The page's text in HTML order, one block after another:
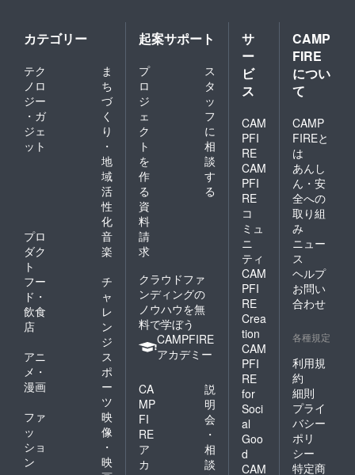
カテゴリー
テク
ノロ
ジー
・ガ
ジェ
ット
ま
ち
づ
く
り
・
地
域
活
性
化
プロ
ダク
ト
音
楽
フー
ド・
飲食
店
チ
ャ
レ
ン
ジ
アニ
メ・
漫画
ス
ポ
ー
ツ
ファ
ッ
ショ
ン
映
像
・
映
起案サポート
プ
ロ
ジ
ェ
ク
ト
を
作
る
ス
タ
ッ
フ
に
相
談
す
る
資
料
請
求
クラウドファ
ンディングの
ノウハウを無
料で学ぼう
CAMPFIRE
アカデミー
CA
MP
FI
RE
ア
カ
説
明
会
・
相
談
サ
ー
ビ
ス
CAM
PFI
RE
CAM
PFI
RE
コ
ミュ
ニ
ティ
CAM
PFI
RE
Crea
tion
CAM
PFI
RE
for
Soci
al
Goo
d
CAM
CAMP
FIRE
につい
て
CAMP
FIREと
は
あんし
ん・安
全への
取り組
み
ニュー
ス
ヘルプ
お問い
合わせ
各種規定
利用規
約
細則
プライ
バシー
ポリ
シー
特定商